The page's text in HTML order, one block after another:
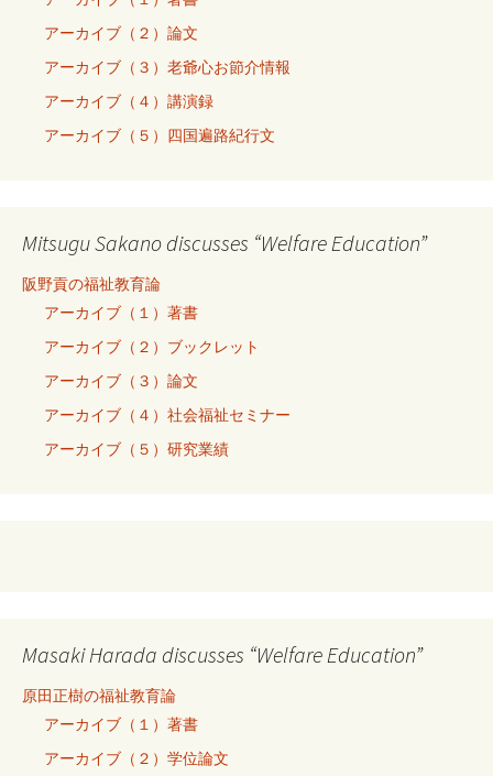
アーカイブ（２）論文
アーカイブ（３）老爺心お節介情報
アーカイブ（４）講演録
アーカイブ（５）四国遍路紀行文
Mitsugu Sakano discusses “Welfare Education”
阪野貢の福祉教育論
アーカイブ（１）著書
アーカイブ（２）ブックレット
アーカイブ（３）論文
アーカイブ（４）社会福祉セミナー
アーカイブ（５）研究業績
Masaki Harada discusses “Welfare Education”
原田正樹の福祉教育論
アーカイブ（１）著書
アーカイブ（２）学位論文